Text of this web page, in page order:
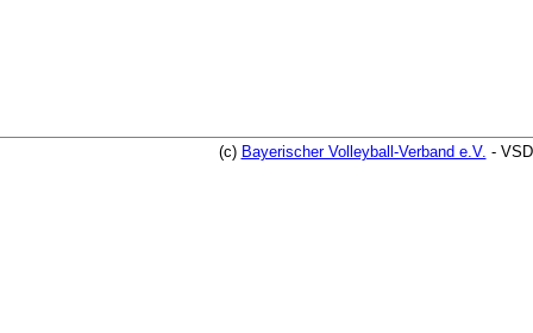
(c) Bayerischer Volleyball-Verband e.V. -